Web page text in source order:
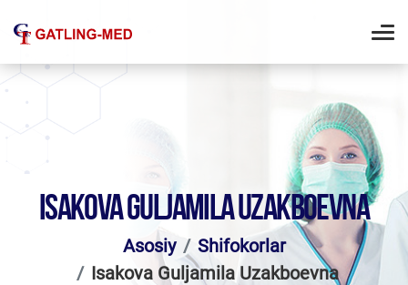
ISAKOVA GULJAMILA UZAKBOEVNA
Asosiy
Shifokorlar
Isakova Guljamila Uzakboevna